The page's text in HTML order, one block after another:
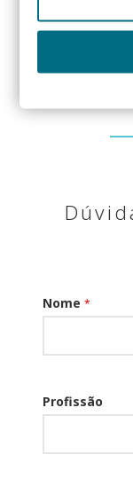
CARTAZ_FAUP
Nome *
Profissão